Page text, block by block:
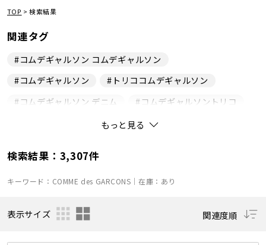
TOP >検索結果
関連タグ
#コムデギャルソン コムデギャルソン
#コムデギャルソン
#トリココムデギャルソン
#コムデギャルソン デニム
#コムデギャルソントリコ
#コムデギャルソン ノワール
#ジュンヤワタナベ コムデギャルソン
#コムデギャルソン オム ドゥ
#コム デ ギャルソン ジュンヤ ワタナベ マン
もっと見る
検索結果：3,307件
キーワード：COMME des GARCONS｜在庫：あり
表示サイズ 関連度順